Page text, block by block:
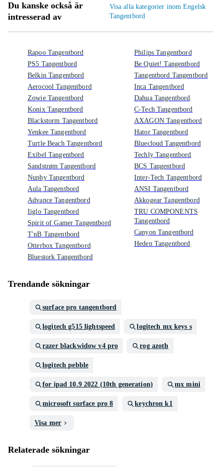
Du kanske också är
intresserad av
Visa alla kategorier inom Engelsk
Tangentbord
Rapoo Tangentbord
PS5 Tangentbord
Belkin Tangentbord
Aerocool Tangentbord
Zowie Tangentbord
Konix Tangentbord
Blackstorm Tangentbord
Yenkee Tangentbord
Turtle Beach Tangentbord
Exibel Tangentbord
Sandstrøm Tangentbord
Nuphy Tangentbord
Aula Tangentbord
Advance Tangentbord
Iiglo Tangentbord
Spirit of Gamer Tangentbord
T'nB Tangentbord
Otterbox Tangentbord
Bluestork Tangentbord
Philips Tangentbord
Be Quiet! Tangentbord
Tangentbord Tangentbord
Inca Tangentbord
Dahua Tangentbord
C-Tech Tangentbord
AXAGON Tangentbord
Hator Tangentbord
Bluecloud Tangentbord
Techly Tangentbord
BCS Tangentbord
Inter-Tech Tangentbord
ANSI Tangentbord
Akkogear Tangentbord
TRU COMPONENTS
Tangentbord
Canyon Tangentbord
Heden Tangentbord
Trendande sökningar
surface pro tangentbord
logitech g515 lightspeed logitech mx keys s
razer blackwidow v4 pro rog azoth
logitech pebble
for ipad 10.9 2022 (10th generation) mx mini
microsoft surface pro 8 keychron k1
Visa mer
Relaterade sökningar